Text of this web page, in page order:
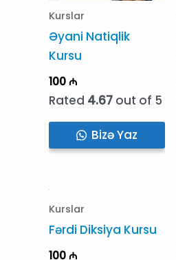
Kurslar
Əyani Natiqlik
Kursu
100₼
Rated 4.67 out of 5
Bizə Yaz
Kurslar
Fərdi Diksiya Kursu
100₼